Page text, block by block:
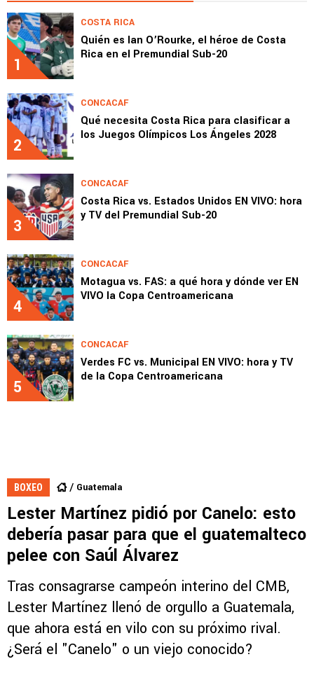
1
COSTA RICA
Quién es Ian O’Rourke, el héroe de Costa
Rica en el Premundial Sub-20
2
CONCACAF
Qué necesita Costa Rica para clasificar a
los Juegos Olímpicos Los Ángeles 2028
3
CONCACAF
Costa Rica vs. Estados Unidos EN VIVO: hora
y TV del Premundial Sub-20
4
CONCACAF
Motagua vs. FAS: a qué hora y dónde ver EN
VIVO la Copa Centroamericana
5
CONCACAF
Verdes FC vs. Municipal EN VIVO: hora y TV
de la Copa Centroamericana
BOXEO Guatemala
Lester Martínez pidió por Canelo: esto
debería pasar para que el guatemalteco
pelee con Saúl Álvarez
Tras consagrarse campeón interino del CMB,
Lester Martínez llenó de orgullo a Guatemala,
que ahora está en vilo con su próximo rival.
¿Será el "Canelo" o un viejo conocido?